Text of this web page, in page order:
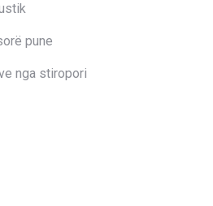
pune
nga stiropori